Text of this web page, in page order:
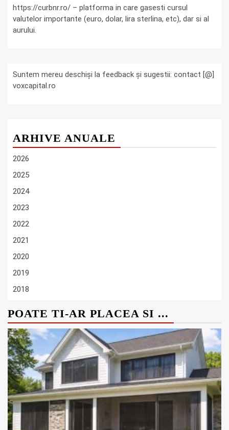
https://curbnr.ro/ – platforma in care gasesti cursul
valutelor importante (euro, dolar, lira sterlina, etc), dar si al
aurului.
Suntem mereu deschiși la feedback și sugestii: contact [@]
voxcapital.ro
ARHIVE ANUALE
2026
2025
2024
2023
2022
2021
2020
2019
2018
POATE TI-AR PLACEA SI ...